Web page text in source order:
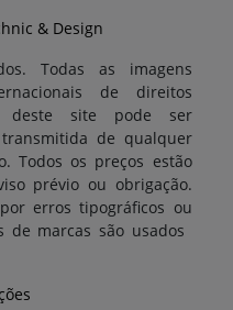
& Design
Todas as imagens
de direitos
deste site pode ser
de qualquer
Todos os preços estão
prévio ou obrigação.
erros tipográficos ou
de marcas são usados